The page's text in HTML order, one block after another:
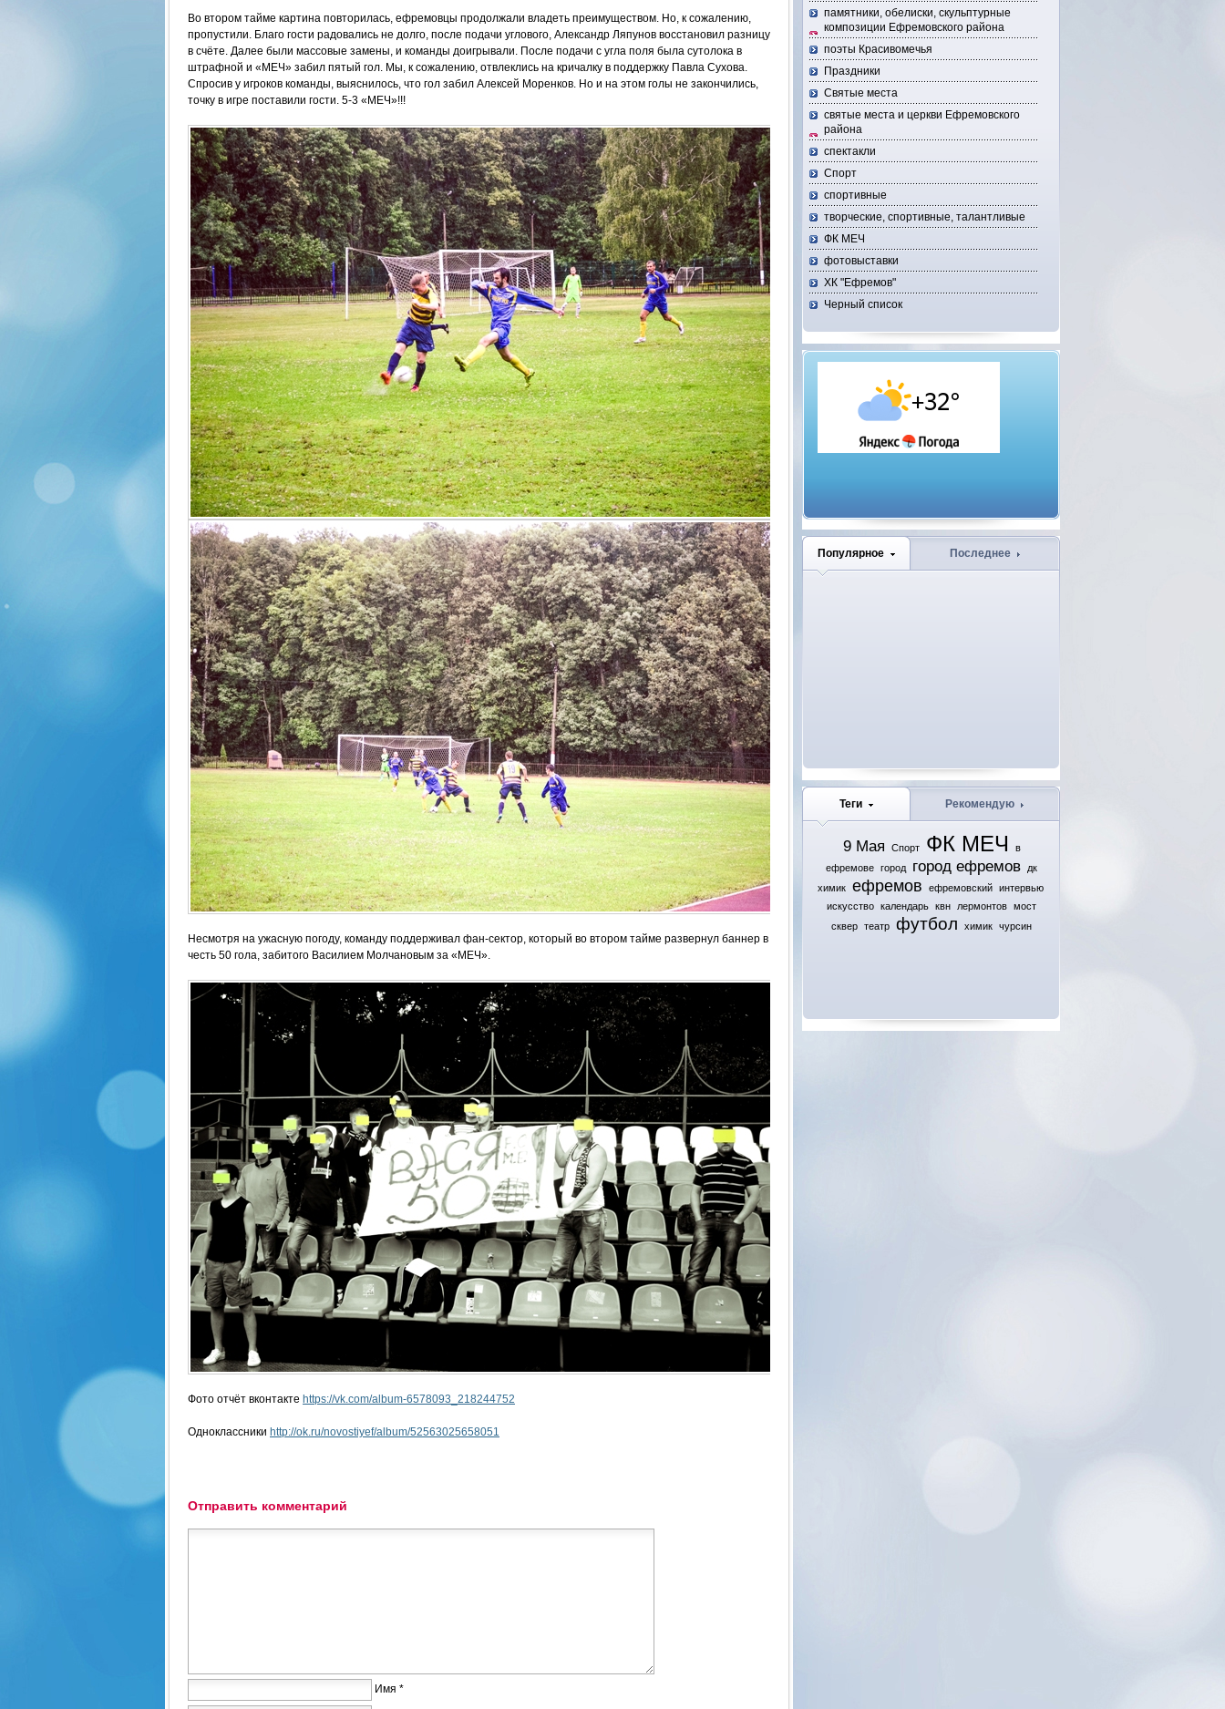
Во втором тайме картина повторилась, ефремовцы продолжали владеть преимуществом. Но, к сожалению,
пропустили. Благо гости радовались не долго, после подачи углового, Александр Ляпунов восстановил разницу
в счёте. Далее были массовые замены, и команды доигрывали. После подачи с угла поля была сутолока в
штрафной и «МЕЧ» забил пятый гол. Мы, к сожалению, отвлеклись на кричалку в поддержку Павла Сухова.
Спросив у игроков команды, выяснилось, что гол забил Алексей Моренков. Но и на этом голы не закончились,
точку в игре поставили гости. 5-3 «МЕЧ»!!!
Несмотря на ужасную погоду, команду поддерживал фан-сектор, который во втором тайме развернул баннер в
честь 50 гола, забитого Василием Молчановым за «МЕЧ».
Фото отчёт вконтакте https://vk.com/album-6578093_218244752
Одноклассники http://ok.ru/novostiyef/album/52563025658051
Отправить комментарий
Имя *
памятники, обелиски, скульптурные
композиции Ефремовского района
поэты Красивомечья
Праздники
Святые места
святые места и церкви Ефремовского
района
спектакли
Спорт
спортивные
творческие, спортивные, талантливые
ФК МЕЧ
фотовыставки
ХК "Ефремов"
Черный список
Популярное Последнее
Теги Рекомендую
9 Мая Спорт ФК МЕЧ
в
ефремове
город город ефремов
дк
химик
ефремов ефремовский
интервью
искусство
календарь квн лермонтов
мост
сквер
театр футбол химик чурсин